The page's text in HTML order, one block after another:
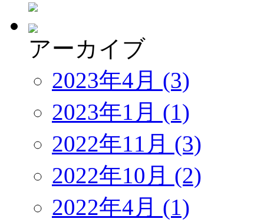
アーカイブ
2023年4月 (3)
2023年1月 (1)
2022年11月 (3)
2022年10月 (2)
2022年4月 (1)